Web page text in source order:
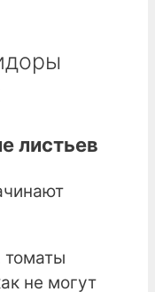
листьев
томаты
не могут